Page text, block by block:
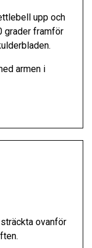
upp och
grader framför
armen i
ovanför